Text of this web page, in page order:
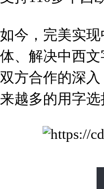
如今，完美实现
体、解决中西
双方合作的深
来越多的用字选